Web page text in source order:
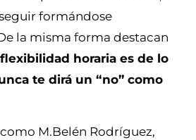
formándose
la misma forma destacan
horaria es de lo
te dirá un “no” como
M.Belén Rodríguez,